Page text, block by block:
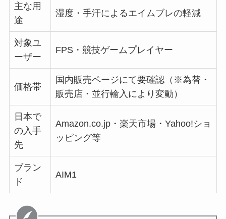
主な用
途
湿度・手汗によるエイムブレの軽減
対象ユ
ーザー
FPS・競技ゲームプレイヤー
価格帯
国内販売ページにて要確認（※為替・
販売店・並行輸入により変動）
日本で
の入手
先
Amazon.co.jp・楽天市場・Yahoo!ショ
ッピング等
ブラン
ド
AIM1